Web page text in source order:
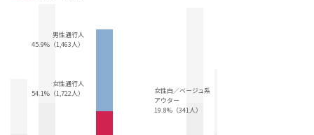
男性通行人
45.9%（1,463人）
女性通行人
54.1%（1,722人）
女性白／ベージュ系
アウター
19.8%（341人）